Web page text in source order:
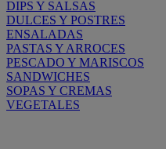
DIPS Y SALSAS
DULCES Y POSTRES
ENSALADAS
PASTAS Y ARROCES
PESCADO Y MARISCOS
SANDWICHES
SOPAS Y CREMAS
VEGETALES